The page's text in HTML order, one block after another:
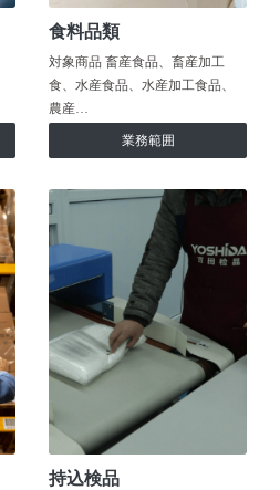
食料品類
対象商品 畜産食品、畜産加工
食、水産食品、水産加工食品、
農産…
業務範囲
持込検品